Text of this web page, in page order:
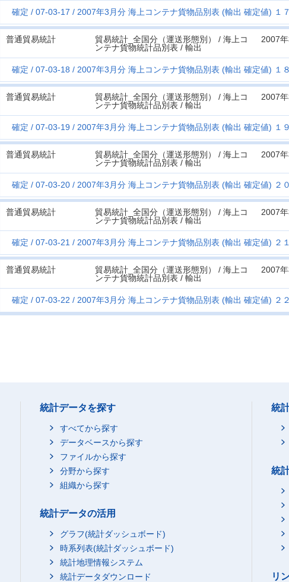
確定 07-03-17 2007年3月分 海上コンテナ貨物品別表 (輸出 確定値) １
普通貿易統計
貿易統計_全国分（運送形態別） / 海上コ
ンテナ貨物統計品別表 / 輸出
2007年
確定 07-03-18 2007年3月分 海上コンテナ貨物品別表 (輸出 確定値) １
普通貿易統計
貿易統計_全国分（運送形態別） / 海上コ
ンテナ貨物統計品別表 / 輸出
2007年
確定 07-03-19 2007年3月分 海上コンテナ貨物品別表 (輸出 確定値) １
普通貿易統計
貿易統計_全国分（運送形態別） / 海上コ
ンテナ貨物統計品別表 / 輸出
2007年
確定 07-03-20 2007年3月分 海上コンテナ貨物品別表 (輸出 確定値) ２
普通貿易統計
貿易統計_全国分（運送形態別） / 海上コ
ンテナ貨物統計品別表 / 輸出
2007年
確定 07-03-21 2007年3月分 海上コンテナ貨物品別表 (輸出 確定値) ２
普通貿易統計
貿易統計_全国分（運送形態別） / 海上コ
ンテナ貨物統計品別表 / 輸出
2007年
確定 07-03-22 2007年3月分 海上コンテナ貨物品別表 (輸出 確定値) ２
統計データを探す
すべてから探す
データベースから探す
ファイルから探す
分野から探す
組織から探す
統計データの活用
グラフ(統計ダッシュボード)
時系列表(統計ダッシュボード)
統計地理情報システム
統計データダウンロード
統
統
リ